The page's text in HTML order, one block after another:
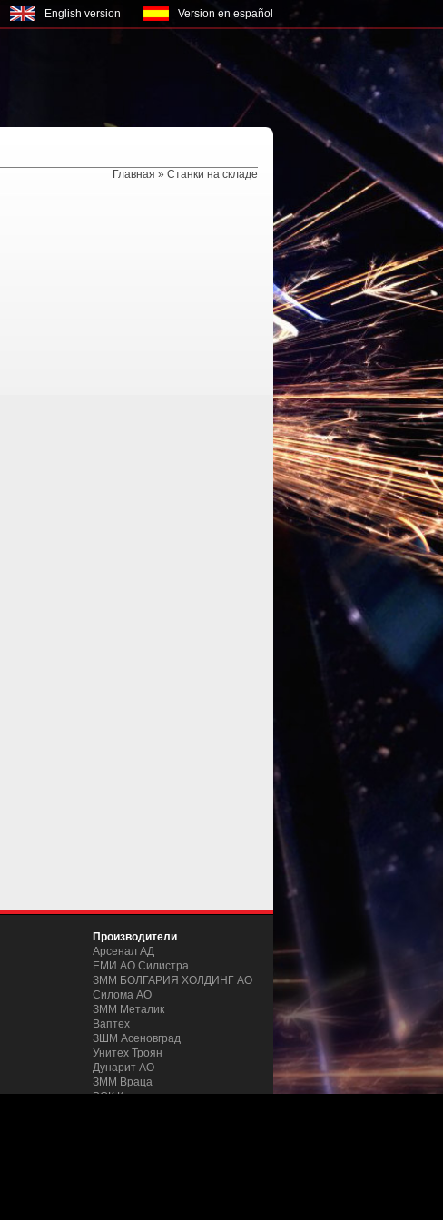
English version Version en español
Главная » Станки на складе
Производители
Арсенал АД
ЕМИ АО Силистра
ЗММ БОЛГАРИЯ ХОЛДИНГ АО
Силома AO
ЗММ Металик
Ваптех
ЗШM Асеновград
Унитех Троян
Дунарит АО
ЗММ Враца
ВСК Кентавър